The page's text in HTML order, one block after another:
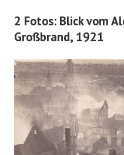
2 Fotos: Blick vom
Großbrand, 1921